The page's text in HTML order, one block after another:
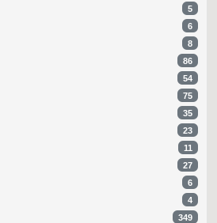
5
6
8
86
54
75
35
23
11
27
6
4
349